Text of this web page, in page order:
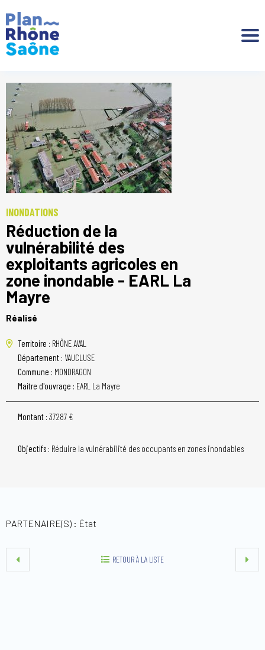
INONDATIONS
Réduction de la
vulnérabilité des
exploitants agricoles en
zone inondable - EARL La
Mayre
Réalisé
Territoire : RHÔNE AVAL
Département : VAUCLUSE
Commune : MONDRAGON
Maitre d'ouvrage : EARL La Mayre
Montant : 37287 €
Objectifs : Réduire la vulnérabilité des occupants en zones inondables
PARTENAIRE(S) : État
RETOUR À LA LISTE